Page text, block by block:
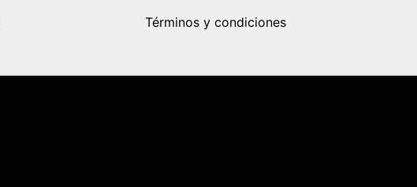
Términos y condiciones